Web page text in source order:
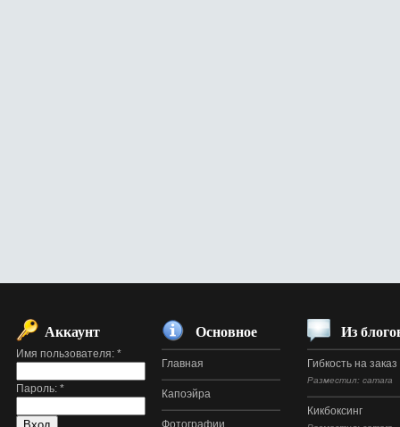
Аккаунт
Имя пользователя: *
Пароль: *
Основное
Главная
Капоэйра
Фотографии
Из
Гибкость на заказ
Разместил: camara
Кикбоксинг